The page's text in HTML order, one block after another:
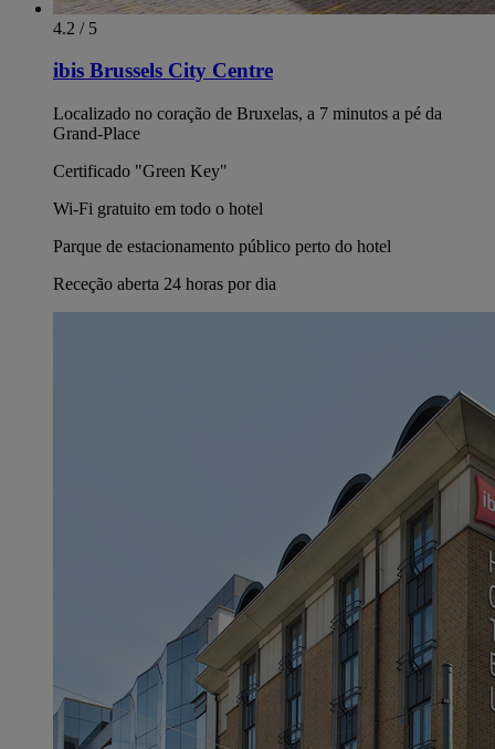
4.2 / 5
ibis Brussels City Centre
Localizado no coração de Bruxelas, a 7 minutos a pé da
Grand-Place
Certificado "Green Key"
Wi-Fi gratuito em todo o hotel
Parque de estacionamento público perto do hotel
Receção aberta 24 horas por dia